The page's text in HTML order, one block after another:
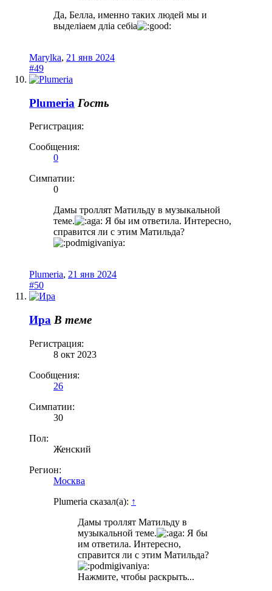
Да, Белла, именно таких людей мы и
выделiaем длia cебia
Marylka, 21 янв 2024
#49
Plumeria Гость
Регистрация:
Сообщения:
0
Симпатии:
0
Дамы троллят Матильду в музыкальной
теме.
Я бы им ответила. Интересно,
справится ли с этим Матильда?
Plumeria, 21 янв 2024
#50
Ира В теме
Регистрация:
8 окт 2023
Сообщения:
26
Симпатии:
30
Пол:
Женский
Регион:
Москва
Plumeria сказал(а): ↑
Дамы троллят Матильду в
музыкальной теме.
Я бы
им ответила. Интересно,
справится ли с этим Матильда?
Нажмите, чтобы раскрыть...